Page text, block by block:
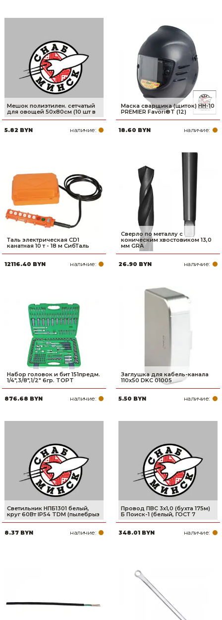
Мешок полиэтилен. сетчатый
для овощей 50x80см (10 шт в
5.82 BYN наличие:
Маска сварщика (щиток) НН-10
PREMIER Favori®T (12)
18.60 BYN наличие:
Таль электрическая CD1
канатная 10 т - 18 м СибТаль
12116.40 BYN наличие:
Сверло по металлу с
коническим хвостовиком 13,0
мм GRA
26.90 BYN наличие:
Набор головок и бит 151предм.
1/4",3/8",1/2" 6гр. TOPT
876.68 BYN наличие:
Заглушка для кабель-канала
110х50 DKC 01005
5.50 BYN наличие:
Светильник НПБ1301 белый,
круг 60Вт IP54 TDM (пылебрыз
8.37 BYN наличие:
Провод ПВС 3х1,0 (бухта 175м)
Б Поиск-1 (белый, ГОСТ 7
348.01 BYN наличие: